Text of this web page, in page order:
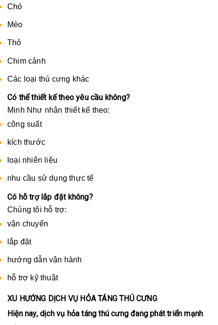
Chó
Mèo
Thỏ
Chim cảnh
Các loại thú cưng khác
Có thể thiết kế theo yêu cầu không?
Minh Như nhận thiết kế theo:
công suất
kích thước
loại nhiên liệu
nhu cầu sử dụng thực tế
Có hỗ trợ lắp đặt không?
Chúng tôi hỗ trợ:
vận chuyển
lắp đặt
hướng dẫn vận hành
hỗ trợ kỹ thuật
XU HƯỚNG DỊCH VỤ HỎA TÁNG THÚ CƯNG
Hiện nay, dịch vụ hỏa táng thú cưng đang phát triển mạnh